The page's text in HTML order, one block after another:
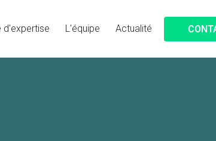
d'expertise L'équipe Actualité